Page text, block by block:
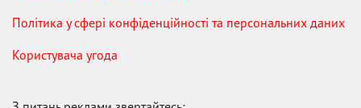
Політика у сфері конфіденційності та персональних даних
Користувача угода